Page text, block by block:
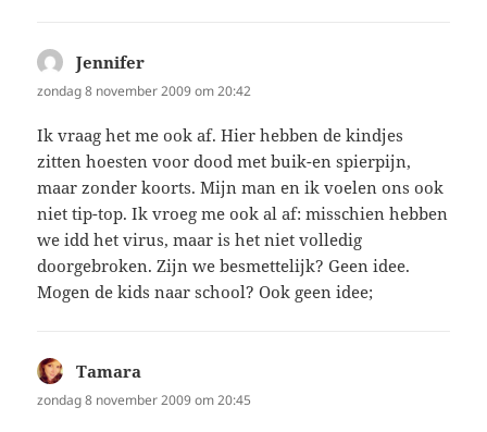
Jennifer
zondag 8 november 2009 om 20:42
Ik vraag het me ook af. Hier hebben de kindjes
zitten hoesten voor dood met buik-en spierpijn,
maar zonder koorts. Mijn man en ik voelen ons ook
niet tip-top. Ik vroeg me ook al af: misschien hebben
we idd het virus, maar is het niet volledig
doorgebroken. Zijn we besmettelijk? Geen idee.
Mogen de kids naar school? Ook geen idee;
Tamara
zondag 8 november 2009 om 20:45